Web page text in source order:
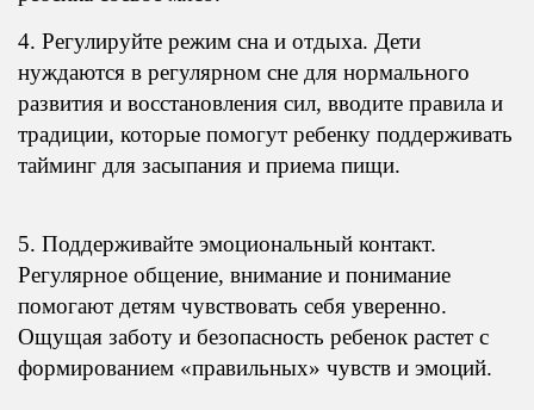
4. Регулируйте режим сна и отдыха. Дети
нуждаются в регулярном сне для нормального
развития и восстановления сил, вводите правила и
традиции, которые помогут ребенку поддерживать
тайминг для засыпания и приема пищи.
5. Поддерживайте эмоциональный контакт.
Регулярное общение, внимание и понимание
помогают детям чувствовать себя уверенно.
Ощущая заботу и безопасность ребенок растет с
формированием «правильных» чувств и эмоций.